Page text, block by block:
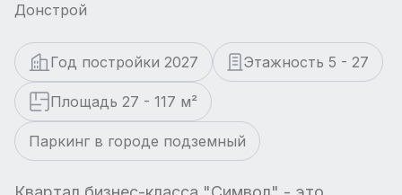
Донстрой
Год постройки 2027 Этажность 5 - 27
Площадь 27 - 117 м²
Паркинг в городе подземный